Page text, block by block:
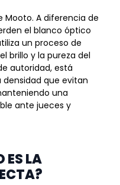
Mooto. A diferencia de
el blanco óptico
un proceso de
brillo y la pureza del
autoridad, está
que evitan
una
ante jueces y
ES LA